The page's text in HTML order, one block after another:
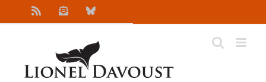
au
NewsletterBluesky